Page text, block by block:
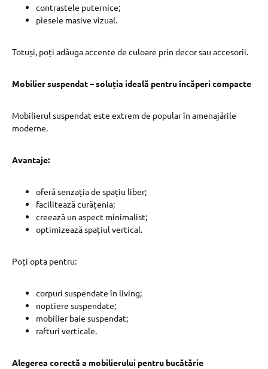
contrastele puternice;
piesele masive vizual.
Totuși, poți adăuga accente de culoare prin decor sau accesorii.
Mobilier suspendat – soluția ideală pentru încăperi compacte
Mobilierul suspendat este extrem de popular în amenajările
moderne.
Avantaje:
oferă senzația de spațiu liber;
facilitează curățenia;
creează un aspect minimalist;
optimizează spațiul vertical.
Poți opta pentru:
corpuri suspendate în living;
noptiere suspendate;
mobilier baie suspendat;
rafturi verticale.
Alegerea corectă a mobilierului pentru bucătărie